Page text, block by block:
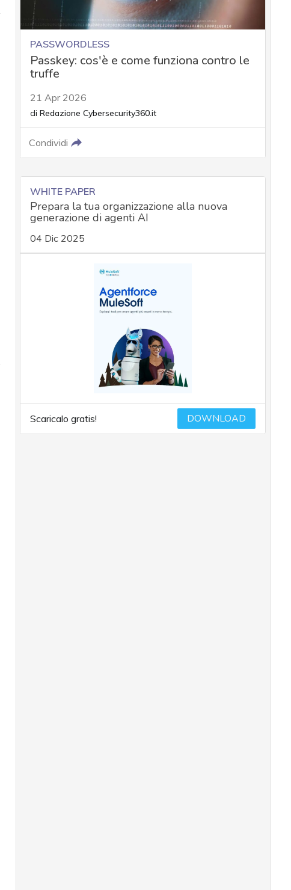
PASSWORDLESS
Passkey: cos'è e come funziona contro le
truffe
21 Apr 2026
di Redazione Cybersecurity360.it
Condividi
WHITE PAPER
Prepara la tua organizzazione alla nuova
generazione di agenti AI
04 Dic 2025
Scaricalo gratis! DOWNLOAD